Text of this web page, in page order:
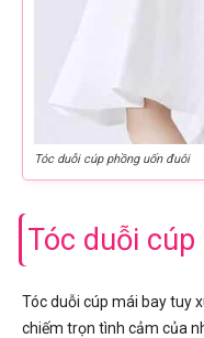
Tóc duỗi cúp phồng uốn đuôi
Tóc duỗi cúp
Tóc duỗi cúp mái bay tuy
chiếm trọn tình cảm của